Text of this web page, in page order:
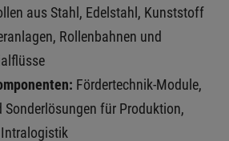
aus Stahl, Edelstahl, Kunststoff
Rollenbahnen und
Fördertechnik-Module,
Sonderlösungen für Produktion,